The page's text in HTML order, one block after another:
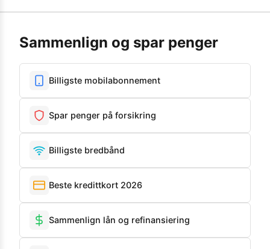
Sammenlign og spar penger
Billigste mobilabonnement
Spar penger på forsikring
Billigste bredbånd
Beste kredittkort 2026
Sammenlign lån og refinansiering